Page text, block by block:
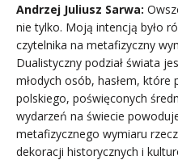
Andrzej Juliusz Sarwa:
nie tylko. Moją intencją było
czytelnika na metafizyczny
Dualistyczny podział świata
młodych osób, hasłem, które
polskiego, poświęconych
wydarzeń na świecie
metafizycznego wymiaru
dekoracji historycznych i